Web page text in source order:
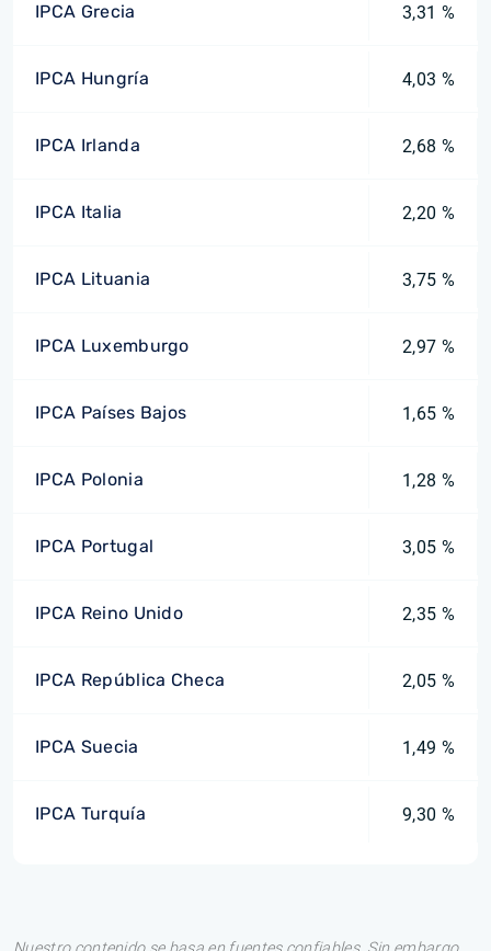
IPCA Grecia 3,31 %
IPCA Hungría 4,03 %
IPCA Irlanda 2,68 %
IPCA Italia 2,20 %
IPCA Lituania 3,75 %
IPCA Luxemburgo 2,97 %
IPCA Países Bajos 1,65 %
IPCA Polonia 1,28 %
IPCA Portugal 3,05 %
IPCA Reino Unido 2,35 %
IPCA República Checa 2,05 %
IPCA Suecia 1,49 %
IPCA Turquía 9,30 %